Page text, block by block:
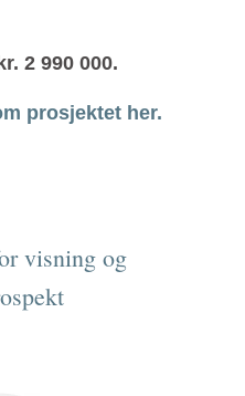
2 990 000.
prosjektet her.
visning og